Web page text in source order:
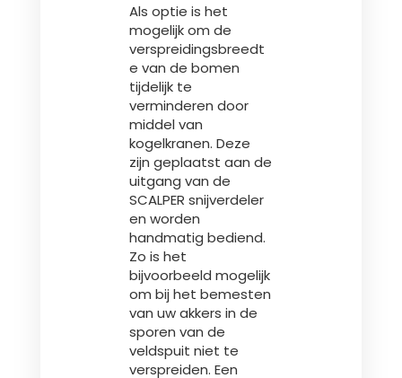
Als optie is het
mogelijk om de
verspreidingsbreedt
e van de bomen
tijdelijk te
verminderen door
middel van
kogelkranen. Deze
zijn geplaatst aan de
uitgang van de
SCALPER snijverdeler
en worden
handmatig bediend.
Zo is het
bijvoorbeeld mogelijk
om bij het bemesten
van uw akkers in de
sporen van de
veldspuit niet te
verspreiden. Een